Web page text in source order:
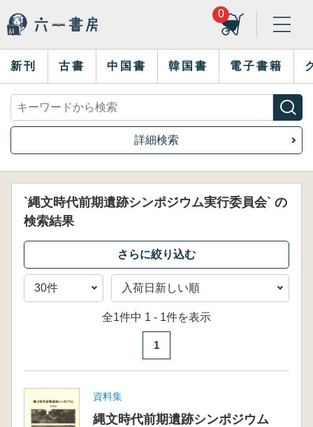
0
新刊 古書 中国書 韓国書 電子書籍
詳細検索
`縄文時代前期遺跡シンポジウム実行委員会` の
検索結果
全1件中 1 - 1件を表示
1
資料集
縄文時代前期遺跡シンポジウム